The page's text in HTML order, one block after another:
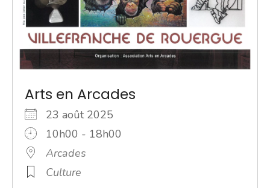
Arts en Arcades
23 août 2025
10h00 - 18h00
Arcades
Culture